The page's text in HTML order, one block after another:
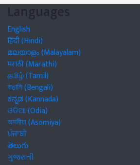
Languages
English
हिंदी (Hindi)
മലയാളം (Malayalam)
मराठी (Marathi)
தமிழ் (Tamil)
বাঙালি (Bengali)
ಕನ್ನಡ (Kannada)
ଓଡିଆ (Odia)
অসমীয়া (Asomiya)
ਪੰਜਾਬੀ
తెలుగు
ગુજરાતી